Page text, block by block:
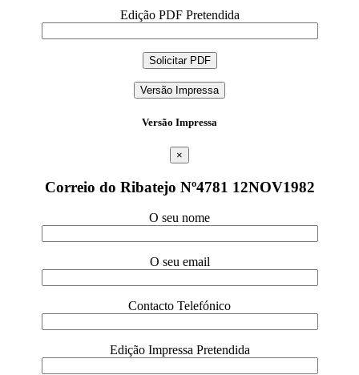
Edição PDF Pretendida
Versão Impressa
Versão Impressa
×
Correio do Ribatejo Nº4781 12NOV1982
O seu nome
O seu email
Contacto Telefónico
Edição Impressa Pretendida